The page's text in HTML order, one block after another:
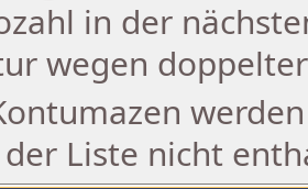
in der
wegen
Liste nicht